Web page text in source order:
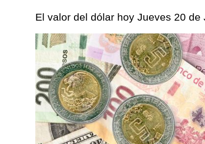
El valor del dólar hoy Jueves 20